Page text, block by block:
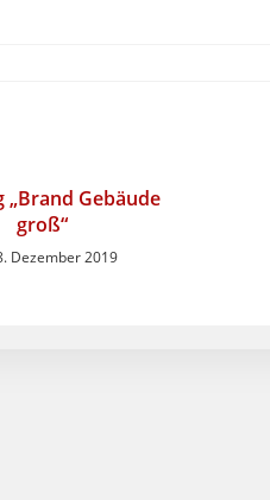
„Brand Gebäude
groß“
Dezember 2019